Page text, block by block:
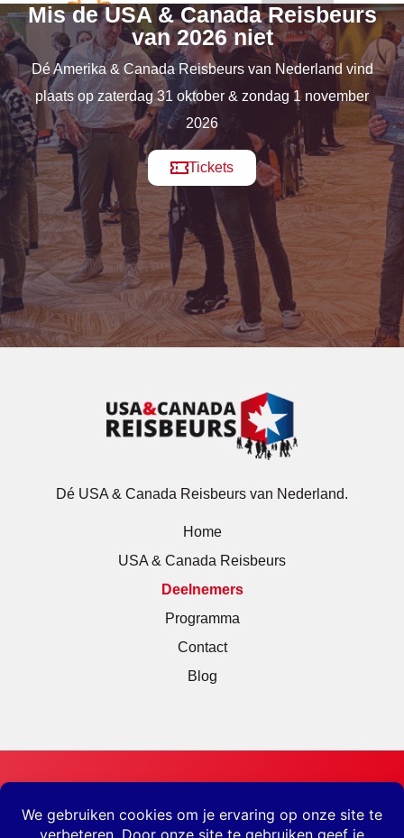
Mis de USA & Canada Reisbeurs
van 2026 niet
Dé Amerika & Canada Reisbeurs van Nederland vind
plaats op zaterdag 31 oktober & zondag 1 november
2026
Tickets
Dé USA & Canada Reisbeurs van Nederland.
Home
USA & Canada Reisbeurs
Deelnemers
Programma
Contact
Blog
Dé USA & Canada Reisbeurs van Nederland.